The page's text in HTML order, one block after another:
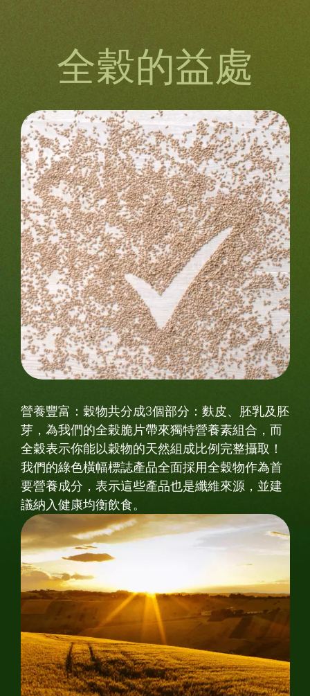
全穀的益處
營養豐富：穀物共分成3個部分：麩皮、胚乳及胚
芽，為我們的全穀脆片帶來獨特營養素組合，而
全穀表示你能以穀物的天然組成比例完整攝取！
我們的綠色橫幅標誌產品全面採用全穀物作為首
要營養成分，表示這些產品也是纖維來源，並建
議納入健康均衡飲食。